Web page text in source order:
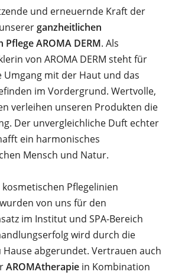
und erneuernde Kraft der
ganzheitlichen
AROMA DERM. Als
von AROMA DERM steht für
Umgang mit der Haut und das
im Vordergrund. Wertvolle,
verleihen unseren Produkten die
Der unvergleichliche Duft echter
ein harmonisches
Mensch und Natur.
Pflegelinien
von uns für den
im Institut und SPA-Bereich
wird durch die
Hause abgerundet. Vertrauen auch
AROMAtherapie in Kombination